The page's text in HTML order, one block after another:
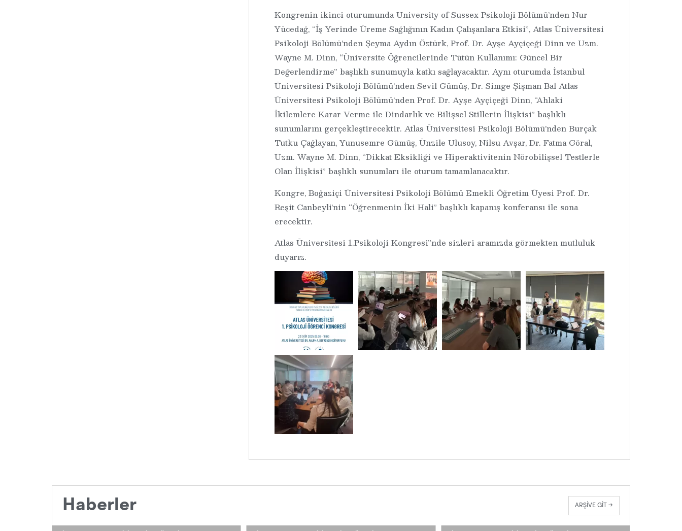
Kongrenin ikinci oturumunda University of Sussex Psikoloji Bölümü’nden Nur
Yücedağ, “İş Yerinde Üreme Sağlığının Kadın Çalışanlara Etkisi”, Atlas Üniversitesi
Psikoloji Bölümü’nden Şeyma Aydın Öztürk, Prof. Dr. Ayşe Ayçiçeği Dinn ve Uzm.
Wayne M. Dinn, “Üniversite Öğrencilerinde Tütün Kullanımı: Güncel Bir
Değerlendirme” başlıklı sunumuyla katkı sağlayacaktır. Aynı oturumda İstanbul
Üniversitesi Psikoloji Bölümü’nden Sevil Gümüş, Dr. Simge Şişman Bal Atlas
Üniversitesi Psikoloji Bölümü’nden Prof. Dr. Ayşe Ayçiçeği Dinn, “Ahlaki
İkilemlere Karar Verme ile Dindarlık ve Bilişsel Stillerin İlişkisi” başlıklı
sunumlarını gerçekleştirecektir. Atlas Üniversitesi Psikoloji Bölümü’nden Burçak
Tutku Çağlayan, Yunusemre Gümüş, Ünzile Ulusoy, Nilsu Avşar, Dr. Fatma Göral,
Uzm. Wayne M. Dinn, “Dikkat Eksikliği ve Hiperaktivitenin Nörobilişsel Testlerle
Olan İlişkisi” başlıklı sunumları ile oturum tamamlanacaktır.
Kongre, Boğaziçi Üniversitesi Psikoloji Bölümü Emekli Öğretim Üyesi Prof. Dr.
Reşit Canbeyli’nin “Öğrenmenin İki Hali” başlıklı kapanış konferansı ile sona
erecektir.
Atlas Üniversitesi 1.Psikoloji Kongresi”nde sizleri aramızda görmekten mutluluk
duyarız.
Haberler ARŞİVE GİT →